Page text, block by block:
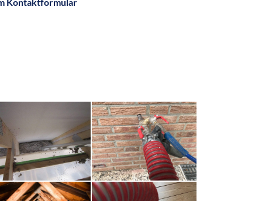
HK 33
Steicozell
Untersparrendämmung
Wärmedämmung
Zellulosedämmung
Kontaktformular